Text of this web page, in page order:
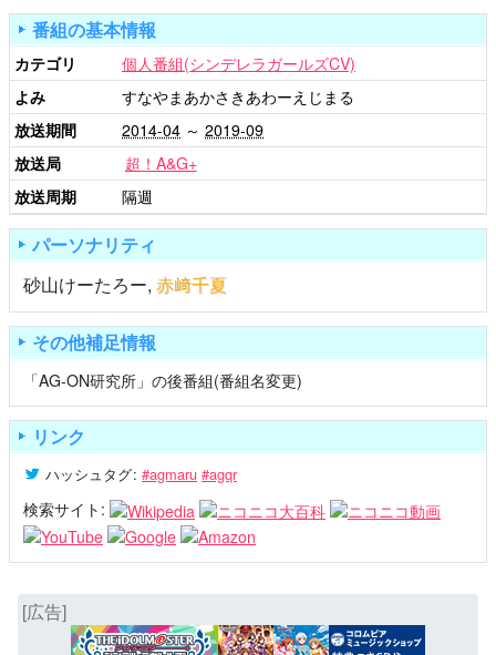
番組の基本情報
カテゴリ
個人番組(シンデレラガールズCV)
よみ
すなやまあかさきあわーえじまる
放送期間
2014-04 ～ 2019-09
放送局
超！A&G+
放送周期
隔週
パーソナリティ
砂山けーたろー, 赤﨑千夏
その他補足情報
「AG-ON研究所」の後番組(番組名変更)
リンク
ハッシュタグ: #agmaru #agqr
検索サイト:
[広告]